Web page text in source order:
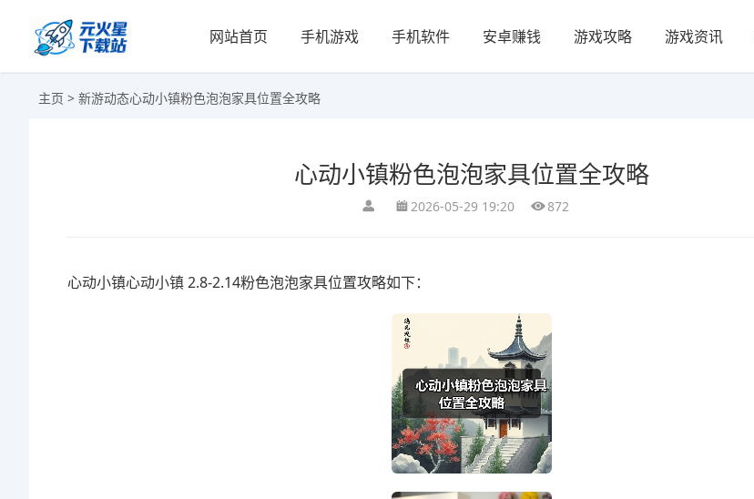
网站首页 手机游戏 手机软件 安卓赚钱 游戏攻略 游戏资讯
主页 > 新游动态心动小镇粉色泡泡家具位置全攻略
心动小镇粉色泡泡家具位置全攻略
2026-05-29 19:20 872
心动小镇心动小镇 2.8-2.14粉色泡泡家具位置攻略如下：